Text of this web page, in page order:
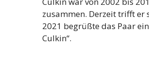
zusammen. Derzeit trifft er
2021 begrüßte das Paar
Culkin“.